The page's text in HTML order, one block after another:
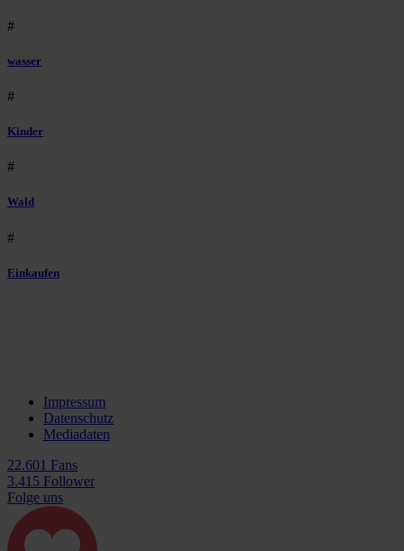
#
wasser
#
Kinder
#
Wald
#
Einkaufen
Impressum
Datenschutz
Mediadaten
22.601 Fans
3.415 Follower
Folge uns